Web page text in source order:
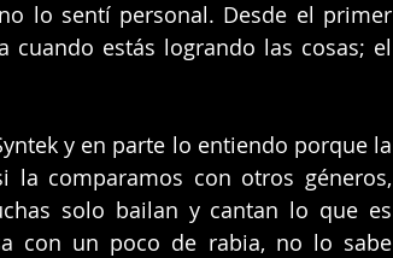
lo sentí personal. Desde el primer
estás logrando las cosas; el
y en parte lo entiendo porque la
comparamos con otros géneros,
solo bailan y cantan lo que es
con un poco de rabia, no lo sabe